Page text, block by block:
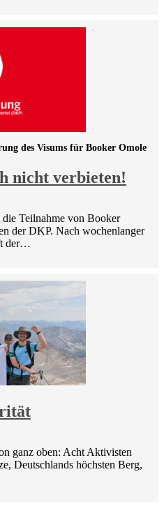
nicht verbieten!
des Visums für Booker Omole
Teilnahme von Booker
der DKP. Nach wochenlanger
der…
ganz oben: Acht Aktivisten
Deutschlands höchsten Berg,